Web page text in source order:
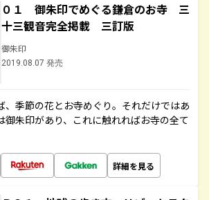
０１ 御朱印でめぐる鎌倉のお寺 三
十三観音完全掲載 三訂版
御朱印
2019.08.07 発売
、季節の花とお寺めぐり。それだけではあ
御朱印があり、これに触れればお寺の全て
詳細を見る